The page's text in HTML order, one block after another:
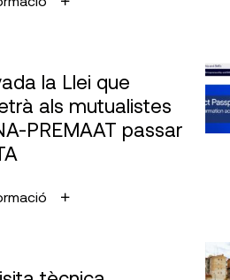
la Llei que
als mutualistes
PREMAAT passar